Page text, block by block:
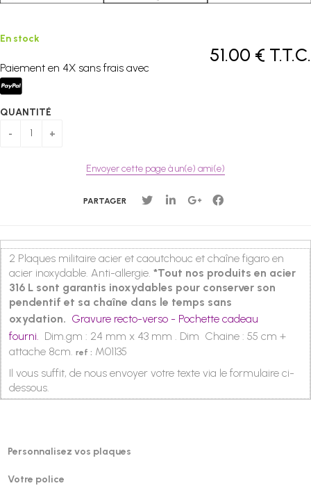
51.00 € T.T.C.
En stock
Paiement en 4X sans frais avec
QUANTITÉ
Envoyer cette page à un(e) ami(e)
PARTAGER
2 Plaques militaire acier et caoutchouc et chaîne figaro en
acier inoxydable. Anti-allergie.*Tout nos produits en acier
316 L sont garantis inoxydables pour conserver son
pendentif et sa chaîne dans le temps sans
oxydation. Gravure recto-verso - Pochette cadeau
fourni.
Dim.gm : 24 mm x 43 mm . Dim Chaine : 55 cm +
attache 8cm.ref : M01135
Il vous suffit, de nous envoyer votre texte via le formulaire ci-
dessous.
Personnalisez vos plaques
Votre police